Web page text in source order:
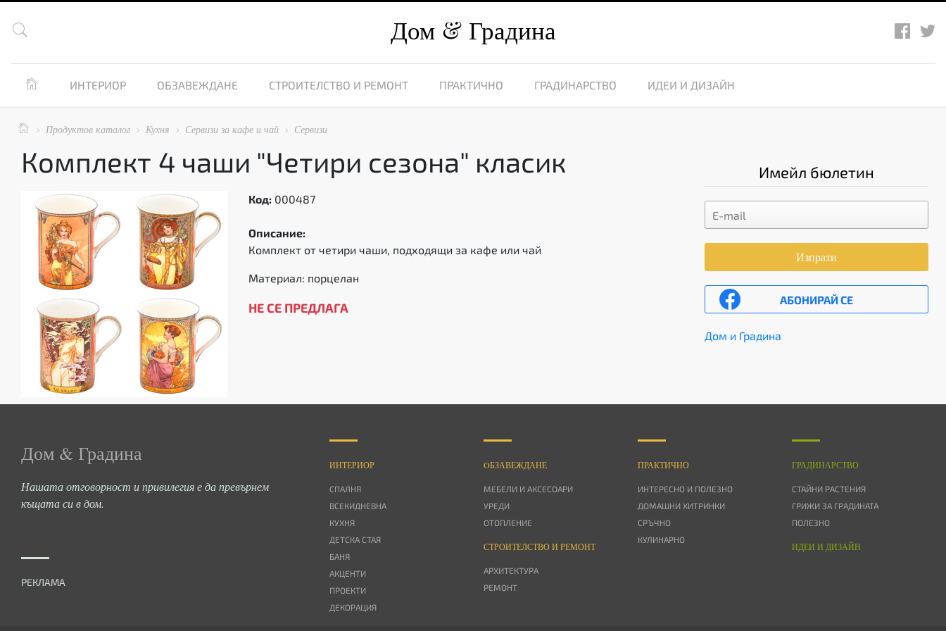
 Дом Градина
 ИНТЕРИОР ОБЗАВЕЖДАНЕ СТРОИТЕЛСТВО И РЕМОНТ ПРАКТИЧНО ГРАДИНАРСТВО ИДЕИ И ДИЗАЙН
  Продуктов каталог  Кухня  Сервизи за кафе и чай  Сервизи
Комплект 4 чаши "Четири сезона" класик
Код: 000487
Описание:
Комплект от четири чаши, подходящи за кафе или чай
Материал: порцелан
НЕ СЕ ПРЕДЛАГА
Имейл бюлетин
Изпрати
АБОНИРАЙ СЕ
Дом и Градина
Дом & Градина
Нашата отговорност и привилегия е да превърнем
къщата си в дом.
РЕКЛАМА
ИНТЕРИОР
СПАЛНЯ
ВСЕКИДНЕВНА
КУХНЯ
ДЕТСКА СТАЯ
БАНЯ
АКЦЕНТИ
ПРОЕКТИ
ДЕКОРАЦИЯ
OБЗАВЕЖДАНЕ
МЕБЕЛИ И АКСЕСОАРИ
УРЕДИ
ОТОПЛЕНИЕ
СТРОИТЕЛСТВО И РЕМОНТ
АРХИТЕКТУРА
РЕМОНТ
ПРАКТИЧНО
ИНТЕРЕСНО И ПОЛЕЗНО
ДОМАШНИ ХИТРИНКИ
СРЪЧНО
КУЛИНАРНО
ГРАДИНАРСТВО
СТАЙНИ РАСТЕНИЯ
ГРИЖИ ЗА ГРАДИНАТА
ПОЛЕЗНО
ИДЕИ И ДИЗАЙН